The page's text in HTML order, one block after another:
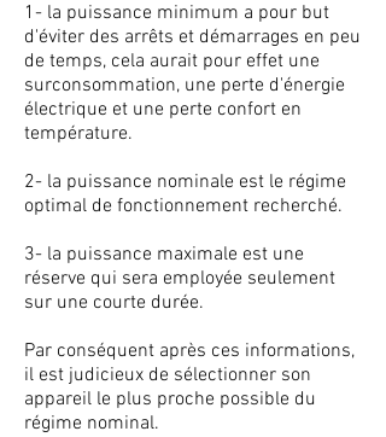
1- la puissance minimum a pour but
d'éviter des arrêts et démarrages en peu
de temps, cela aurait pour effet une
surconsommation, une perte d'énergie
électrique et une perte confort en
température.
2- la puissance nominale est le régime
optimal de fonctionnement recherché.
3- la puissance maximale est une
réserve qui sera employée seulement
sur une courte durée.
Par conséquent après ces informations,
il est judicieux de sélectionner son
appareil le plus proche possible du
régime nominal.